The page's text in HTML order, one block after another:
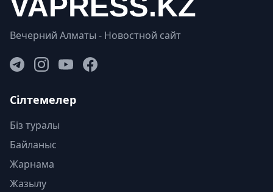
Вечерний Алматы - Новостной сайт
Сілтемелер
Біз туралы
Байланыс
Жарнама
Жазылу